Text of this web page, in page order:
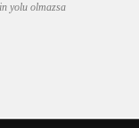
yolu olmazsa